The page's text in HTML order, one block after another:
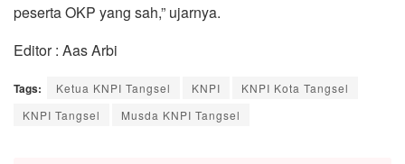
peserta OKP yang sah,” ujarnya.
Editor : Aas Arbi
Tags: Ketua KNPI Tangsel KNPI
KNPI Kota Tangsel
KNPI Tangsel
Musda KNPI Tangsel